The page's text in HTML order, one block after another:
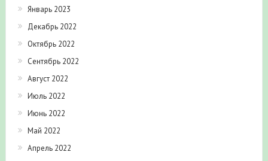
Январь 2023
Декабрь 2022
Октябрь 2022
Сентябрь 2022
Август 2022
Июль 2022
Июнь 2022
Май 2022
Апрель 2022